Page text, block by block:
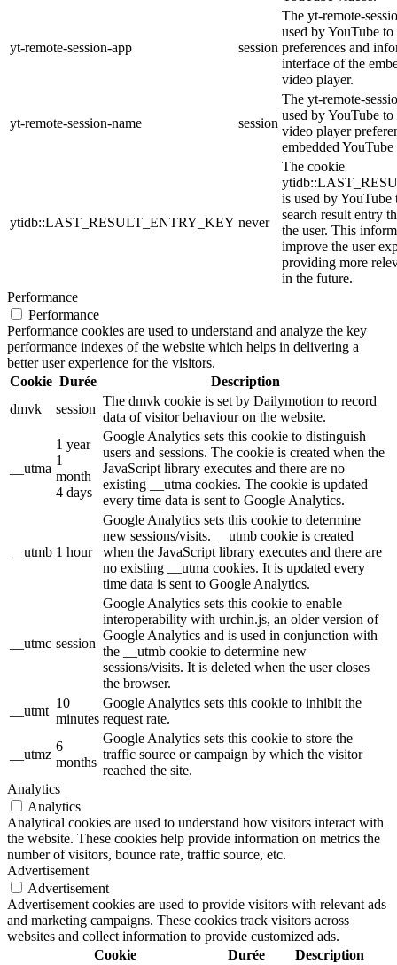
yt-remote-session-app session
The yt-remote-
used by YouTube to
preferences and
interface of the
video player.
yt-remote-session-name session
The yt-remote-
used by YouTube to
video player
embedded
ytidb::LAST_RESULT_ENTRY_KEY never
The cookie
is used by YouTube
search result entry
the user. This
improve the user
providing more
in the future.
Performance
Performance
Performance cookies are used to understand and analyze the key
performance indexes of the website which helps in delivering a
better user experience for the visitors.
Cookie Durée
Description
dmvk
session
The dmvk cookie is set by Dailymotion to record
data of visitor behaviour on the website.
__utma
1 year
1
month
4 days
Google Analytics sets this cookie to distinguish
users and sessions. The cookie is created when the
JavaScript library executes and there are no
existing __utma cookies. The cookie is updated
every time data is sent to Google Analytics.
__utmb 1 hour
Google Analytics sets this cookie to determine
new sessions/visits. __utmb cookie is created
when the JavaScript library executes and there are
no existing __utma cookies. It is updated every
time data is sent to Google Analytics.
__utmc session
Google Analytics sets this cookie to enable
interoperability with urchin.js, an older version of
Google Analytics and is used in conjunction with
the __utmb cookie to determine new
sessions/visits. It is deleted when the user closes
the browser.
__utmt
10
minutes
Google Analytics sets this cookie to inhibit the
request rate.
__utmz
6
months
Google Analytics sets this cookie to store the
traffic source or campaign by which the visitor
reached the site.
Analytics
Analytics
Analytical cookies are used to understand how visitors interact with
the website. These cookies help provide information on metrics the
number of visitors, bounce rate, traffic source, etc.
Advertisement
Advertisement
Advertisement cookies are used to provide visitors with relevant ads
and marketing campaigns. These cookies track visitors across
websites and collect information to provide customized ads.
Cookie
Durée Description